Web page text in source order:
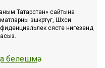
Татарстан» сайтына
эшкәртүгә, Шәхси
сәясәте нигезендә
белешмә